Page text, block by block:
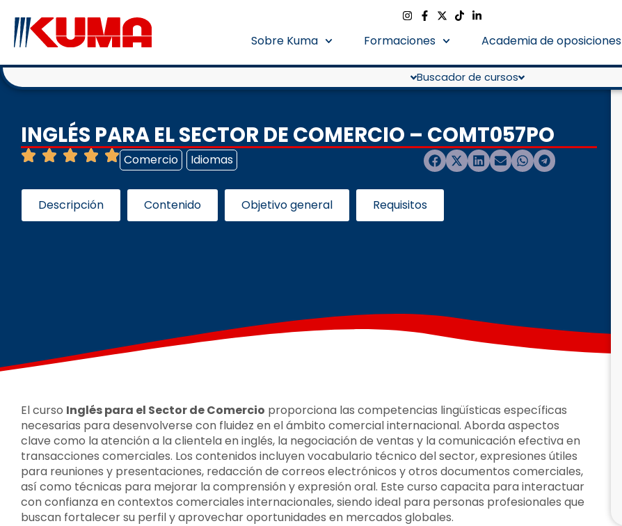
Sobre Kuma Formaciones Academia de oposiciones
Buscador de cursos
INGLÉS PARA EL SECTOR DE COMERCIO – COMT057PO
Comercio Idiomas
Descripción Contenido Objetivo general Requisitos
El curso Inglés para el Sector de Comercio proporciona las competencias lingüísticas específicas
necesarias para desenvolverse con fluidez en el ámbito comercial internacional. Aborda aspectos
clave como la atención a la clientela en inglés, la negociación de ventas y la comunicación efectiva en
transacciones comerciales. Los contenidos incluyen vocabulario técnico del sector, expresiones útiles
para reuniones y presentaciones, redacción de correos electrónicos y otros documentos comerciales,
así como técnicas para mejorar la comprensión y expresión oral. Este curso capacita para interactuar
con confianza en contextos comerciales internacionales, siendo ideal para personas profesionales que
buscan fortalecer su perfil y aprovechar oportunidades en mercados globales.